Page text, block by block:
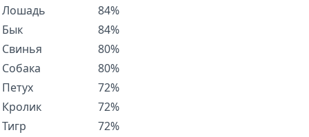
Лошадь
84%
Бык
84%
Свинья
80%
Собака
80%
Петух
72%
Кролик
72%
Тигр
72%